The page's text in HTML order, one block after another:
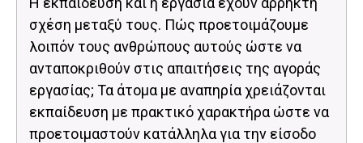
σχέση μεταξύ τους. Πώς προετοιμάζουμε
λοιπόν τους ανθρώπους αυτούς ώστε να
ανταποκριθούν στις απαιτήσεις της αγοράς
εργασίας; Τα άτομα με αναπηρία χρειάζονται
εκπαίδευση με πρακτικό χαρακτήρα ώστε να
προετοιμαστούν κατάλληλα για την είσοδο